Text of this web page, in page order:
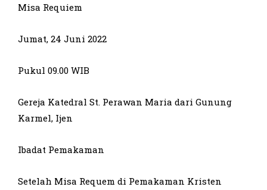
Misa Requiem
Jumat, 24 Juni 2022
Pukul 09.00 WIB
Gereja Katedral St. Perawan Maria dari Gunung
Karmel, Ijen
Ibadat Pemakaman
Setelah Misa Requem di Pemakaman Kristen